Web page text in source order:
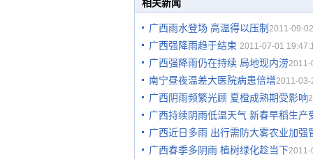
相关新闻
广西雨水登场 高温得以压制 2011-09-
广西强降雨趋于结束 2011-07-01
广西强降雨仍在持续 局地现内涝2011-
南宁昼夜温差大医院病患倍增2011-03-
广西阴雨频繁光顾 夏橙成熟期受影响
广西持续阴雨低温天气 新春早稻生产
广西近日多雨 出行需防大雾农业加强
广西春季多阴雨 植树绿化趁当下2011-